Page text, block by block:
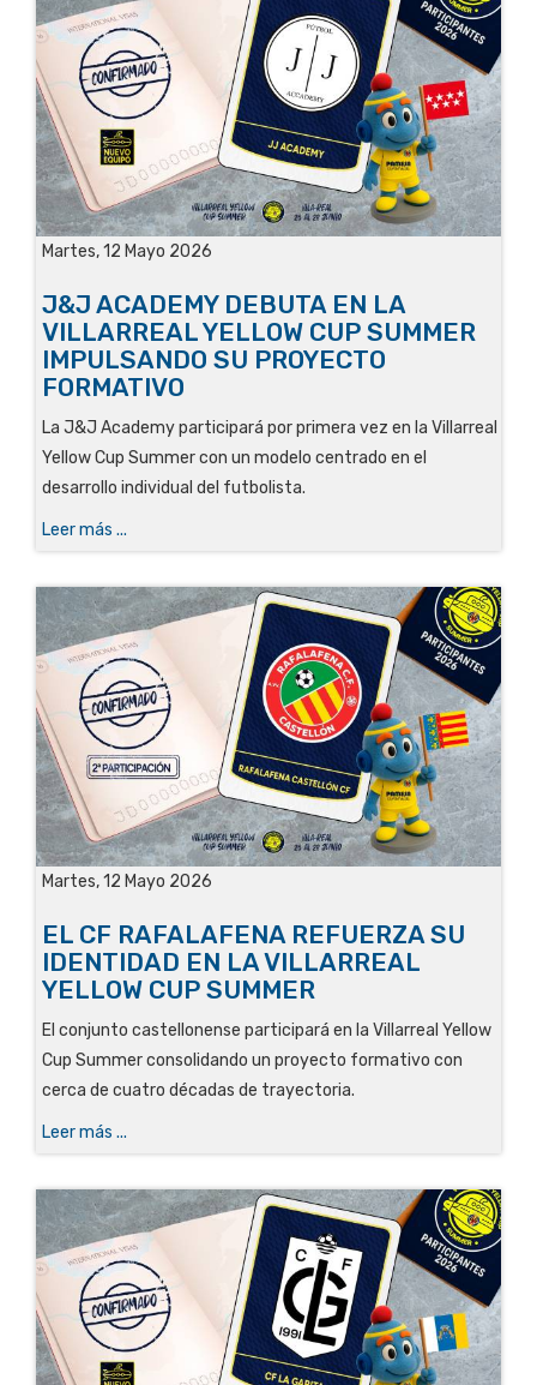
Martes, 12 Mayo 2026
J&J ACADEMY DEBUTA EN LA
VILLARREAL YELLOW CUP SUMMER
IMPULSANDO SU PROYECTO
FORMATIVO
La J&J Academy participará por primera vez en la Villarreal
Yellow Cup Summer con un modelo centrado en el
desarrollo individual del futbolista.
Leer más ...
Martes, 12 Mayo 2026
EL CF RAFALAFENA REFUERZA SU
IDENTIDAD EN LA VILLARREAL
YELLOW CUP SUMMER
El conjunto castellonense participará en la Villarreal Yellow
Cup Summer consolidando un proyecto formativo con
cerca de cuatro décadas de trayectoria.
Leer más ...